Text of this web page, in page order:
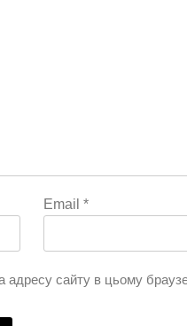
Email *
адресу сайту в цьому